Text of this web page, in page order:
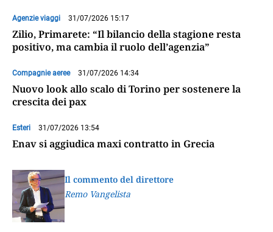
Agenzie viaggi 31/07/2026 15:17
Zilio, Primarete: “Il bilancio della stagione resta
positivo, ma cambia il ruolo dell’agenzia”
Compagnie aeree 31/07/2026 14:34
Nuovo look allo scalo di Torino per sostenere la
crescita dei pax
Esteri 31/07/2026 13:54
Enav si aggiudica maxi contratto in Grecia
Il commento del direttore
Remo Vangelista